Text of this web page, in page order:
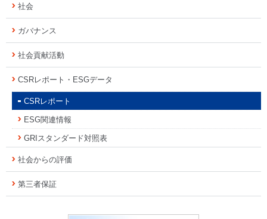
社会
ガバナンス
社会貢献活動
CSRレポート・ESGデータ
CSRレポート
ESG関連情報
GRIスタンダード対照表
社会からの評価
第三者保証